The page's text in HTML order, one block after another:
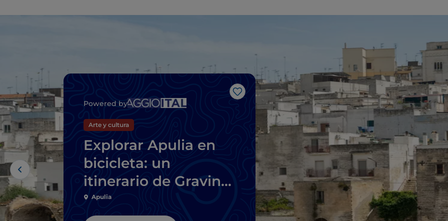
Me gusta
Powered by
Arte y cultura
Explorar Apulia en
bicicleta: un
itinerario de Gravina
a Ginosa
Apulia